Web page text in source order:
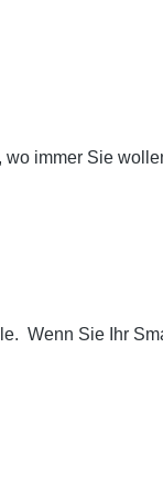
wo immer Sie
Wenn Sie Ihr